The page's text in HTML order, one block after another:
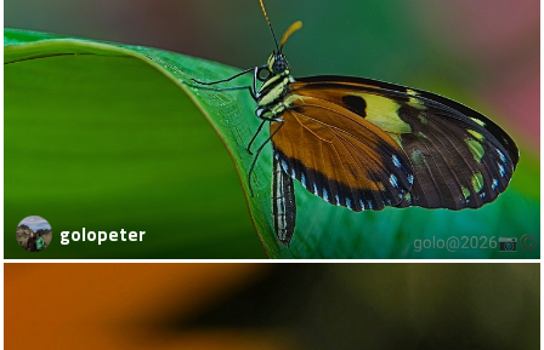
golopeter